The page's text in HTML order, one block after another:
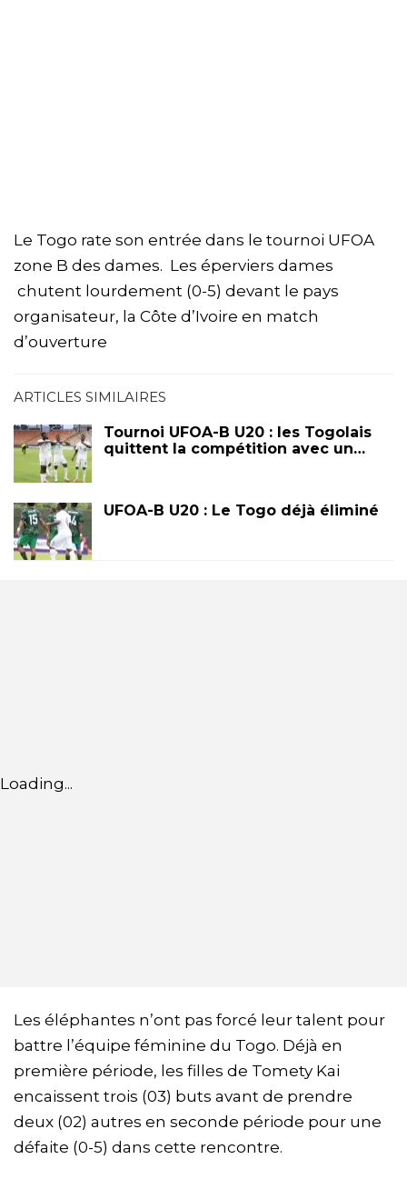
Le Togo rate son entrée dans le tournoi UFOA
zone B des dames. Les éperviers dames
chutent lourdement (0-5) devant le pays
organisateur, la Côte d’Ivoire en match
d’ouverture
ARTICLES SIMILAIRES
Tournoi UFOA-B U20 : les Togolais
quittent la compétition avec un…
UFOA-B U20 : Le Togo déjà éliminé
Loading...
Les éléphantes n’ont pas forcé leur talent pour
battre l’équipe féminine du Togo. Déjà en
première période, les filles de Tomety Kai
encaissent trois (03) buts avant de prendre
deux (02) autres en seconde période pour une
défaite (0-5) dans cette rencontre.